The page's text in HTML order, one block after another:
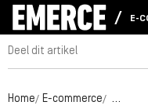
E-
Deel dit artikel
Home E-commerce